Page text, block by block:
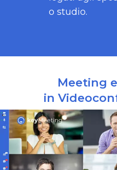
o studio.
Meeting
in